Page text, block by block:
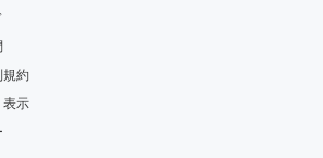
規約
表示